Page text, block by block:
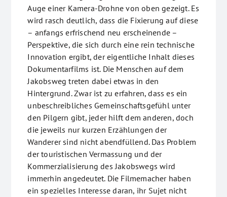
Auge einer Kamera-Drohne von oben gezeigt. Es
wird rasch deutlich, dass die Fixierung auf diese
– anfangs erfrischend neu erscheinende –
Perspektive, die sich durch eine rein technische
Innovation ergibt, der eigentliche Inhalt dieses
Dokumentarfilms ist. Die Menschen auf dem
Jakobsweg treten dabei etwas in den
Hintergrund. Zwar ist zu erfahren, dass es ein
unbeschreibliches Gemeinschaftsgefühl unter
den Pilgern gibt, jeder hilft dem anderen, doch
die jeweils nur kurzen Erzählungen der
Wanderer sind nicht abendfüllend. Das Problem
der touristischen Vermassung und der
Kommerzialisierung des Jakobswegs wird
immerhin angedeutet. Die Filmemacher haben
ein spezielles Interesse daran, ihr Sujet nicht